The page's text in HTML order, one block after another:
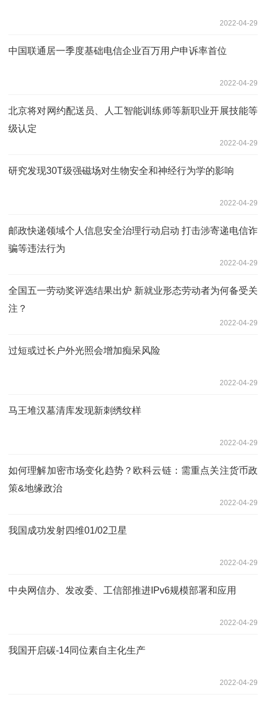
2022-04-29
中国联通居一季度基础电信企业百万用户申诉率首位
2022-04-29
北京将对网约配送员、人工智能训练师等新职业开展技能等
级认定
2022-04-29
研究发现30T级强磁场对生物安全和神经行为学的影响
2022-04-29
邮政快递领域个人信息安全治理行动启动 打击涉寄递电信诈
骗等违法行为
2022-04-29
全国五一劳动奖评选结果出炉 新就业形态劳动者为何备受关
注？
2022-04-29
过短或过长户外光照会增加痴呆风险
2022-04-29
马王堆汉墓清库发现新刺绣纹样
2022-04-29
如何理解加密市场变化趋势？欧科云链：需重点关注货币政
策&地缘政治
2022-04-29
我国成功发射四维01/02卫星
2022-04-29
中央网信办、发改委、工信部推进IPv6规模部署和应用
2022-04-29
我国开启碳-14同位素自主化生产
2022-04-29